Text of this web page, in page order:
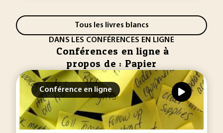
Tous les livres blancs
DANS LES CONFÉRENCES EN LIGNE
Conférences en ligne à
propos de : Papier
Conférence en ligne